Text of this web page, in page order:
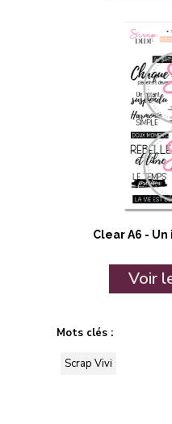
Clear A6 -
Voir
Mots clés :
Scrap Vivi